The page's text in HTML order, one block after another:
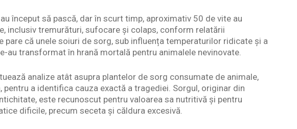
început să pască, dar în scurt timp, aproximativ 50 de vite au
inclusiv tremurături, sufocare și colaps, conform relatării
pare că unele soiuri de sorg, sub influența temperaturilor ridicate și a
au transformat în hrană mortală pentru animalele nevinovate.
analize atât asupra plantelor de sorg consumate de animale,
a identifica cauza exactă a tragediei. Sorgul, originar din
este recunoscut pentru valoarea sa nutritivă și pentru
dificile, precum seceta și căldura excesivă.